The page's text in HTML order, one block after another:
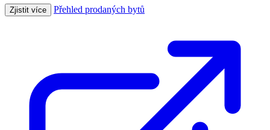
Zjistit více Přehled prodaných bytů